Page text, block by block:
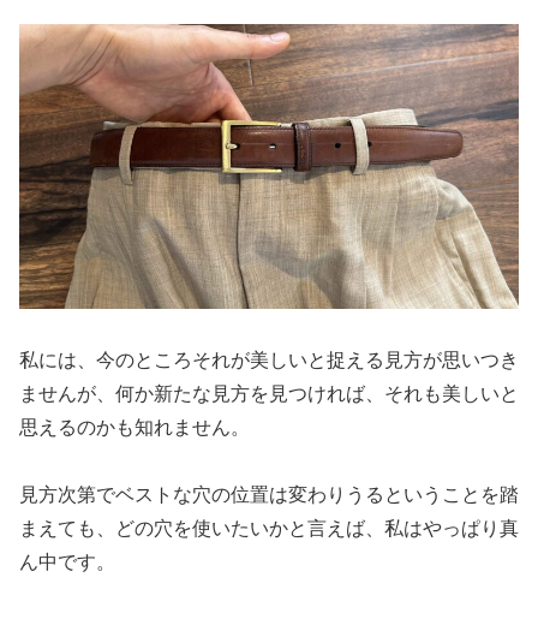
私には、今のところそれが美しいと捉える見方が思いつき
ませんが、何か新たな見方を見つければ、それも美しいと
思えるのかも知れません。
見方次第でベストな穴の位置は変わりうるということを踏
まえても、どの穴を使いたいかと言えば、私はやっぱり真
ん中です。